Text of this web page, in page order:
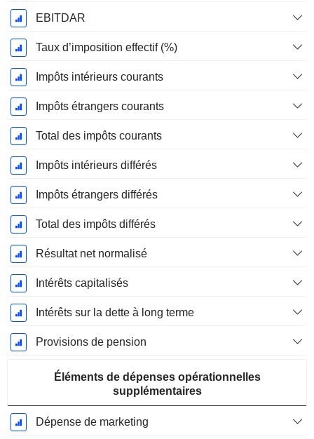
EBITDAR
Taux d’imposition effectif (%)
Impôts intérieurs courants
Impôts étrangers courants
Total des impôts courants
Impôts intérieurs différés
Impôts étrangers différés
Total des impôts différés
Résultat net normalisé
Intérêts capitalisés
Intérêts sur la dette à long terme
Provisions de pension
Éléments de dépenses opérationnelles
supplémentaires
Dépense de marketing